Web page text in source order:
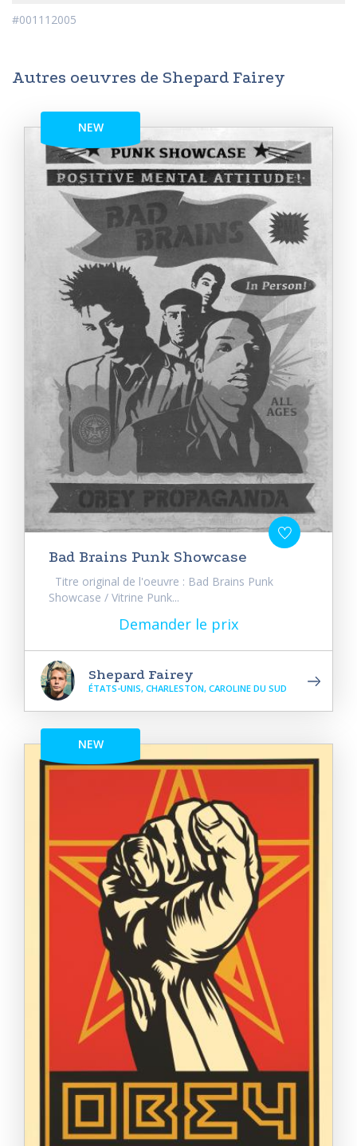
#001112005
Autres oeuvres de Shepard Fairey
NEW
Bad Brains Punk Showcase
Titre original de l'oeuvre : Bad Brains Punk
Showcase / Vitrine Punk...
Demander le prix
Shepard Fairey
ÉTATS-UNIS, CHARLESTON, CAROLINE DU SUD
NEW